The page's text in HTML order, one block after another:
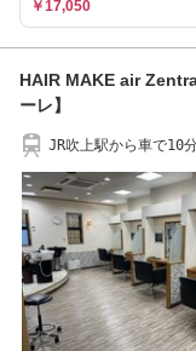
￥17,050
HAIR MAKE air
ーレ】
JR吹上駅から車で10